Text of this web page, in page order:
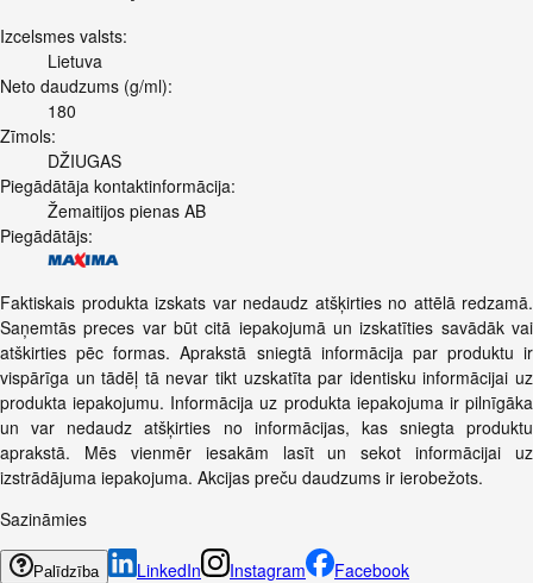
Izcelsmes valsts:
Lietuva
Neto daudzums (g/ml):
180
Zīmols:
DŽIUGAS
Piegādātāja kontaktinformācija:
Žemaitijos pienas AB
Piegādātājs:
Faktiskais produkta izskats var nedaudz atšķirties no attēlā redzamā.
Saņemtās preces var būt citā iepakojumā un izskatīties savādāk vai
atškirties pēc formas. Aprakstā sniegtā informācija par produktu ir
vispārīga un tādēļ tā nevar tikt uzskatīta par identisku informācijai uz
produkta iepakojumu. Informācija uz produkta iepakojuma ir pilnīgāka
un var nedaudz atšķirties no informācijas, kas sniegta produktu
aprakstā. Mēs vienmēr iesakām lasīt un sekot informācijai uz
izstrādājuma iepakojuma. Akcijas preču daudzums ir ierobežots.
Sazināmies
Palīdzība LinkedIn Instagram
Facebook